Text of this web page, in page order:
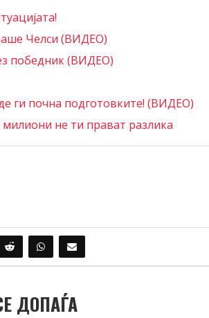
Челси (ВИДЕО)
победник (ВИДЕО)
ги почна подготовките! (ВИДЕО)
милиони не ти прават разлика
ДОПАЃА